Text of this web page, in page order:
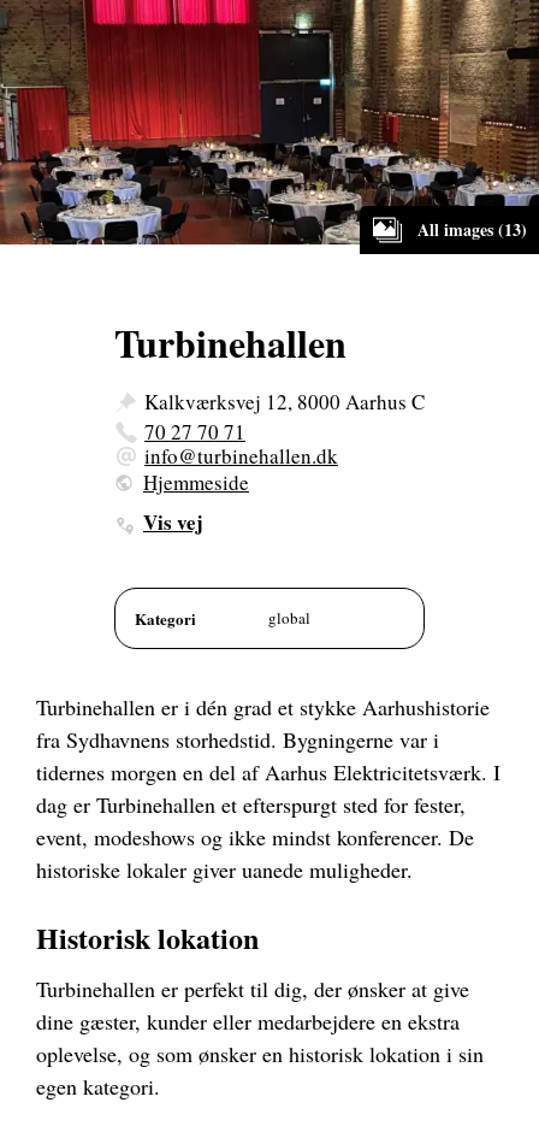
All images (13)
Turbinehallen
Kalkværksvej 12, 8000 Aarhus C
70 27 70 71
info@turbinehallen.dk
Hjemmeside
Vis vej
Kategori global
Turbinehallen er i dén grad et stykke Aarhushistorie
fra Sydhavnens storhedstid. Bygningerne var i
tidernes morgen en del af Aarhus Elektricitetsværk. I
dag er Turbinehallen et efterspurgt sted for fester,
event, modeshows og ikke mindst konferencer. De
historiske lokaler giver uanede muligheder.
Historisk lokation
Turbinehallen er perfekt til dig, der ønsker at give
dine gæster, kunder eller medarbejdere en ekstra
oplevelse, og som ønsker en historisk lokation i sin
egen kategori.